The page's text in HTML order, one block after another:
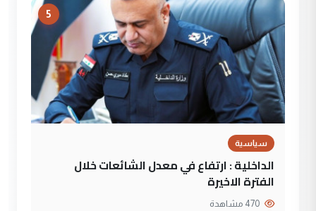
5
سياسية
الداخلية : ارتفاع في معدل الشائعات خلال
الفترة الاخيرة